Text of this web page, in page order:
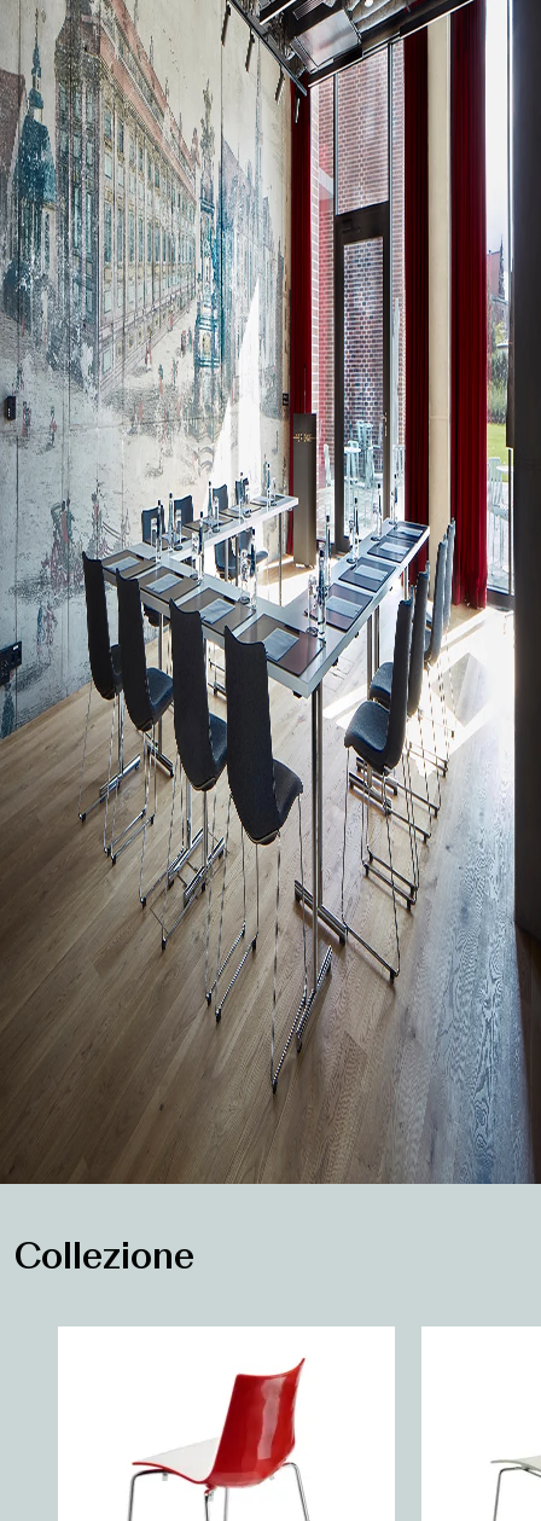
Collezione